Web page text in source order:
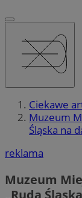
Ciekawe
Muzeum
Śląska na
reklama
Muzeum
„Ruda